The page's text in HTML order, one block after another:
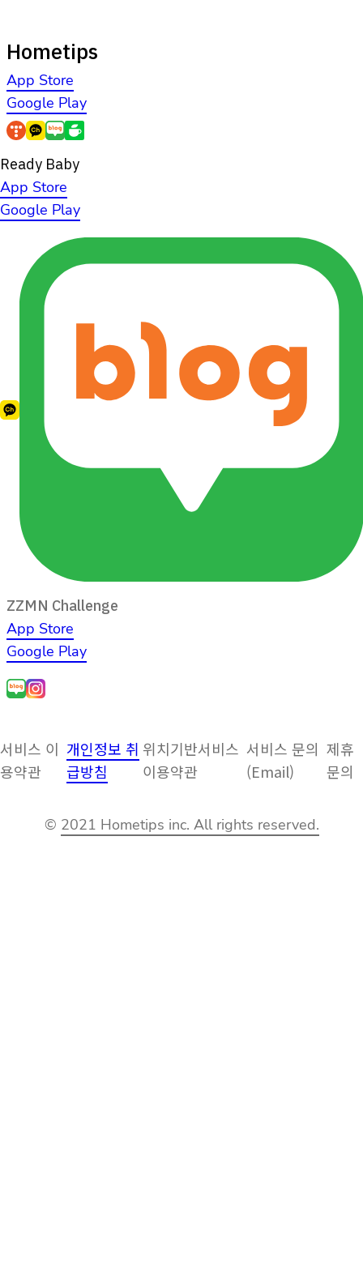
Hometips
App Store
Google Play
Ready Baby
App Store
Google Play
ZZMN Challenge
App Store
Google Play
서비스 이
용약관
개인정보 취
급방침
위치기반서비스
이용약관
서비스 문의
(Email)
제휴
문의
© 2021 Hometips inc. All rights reserved.